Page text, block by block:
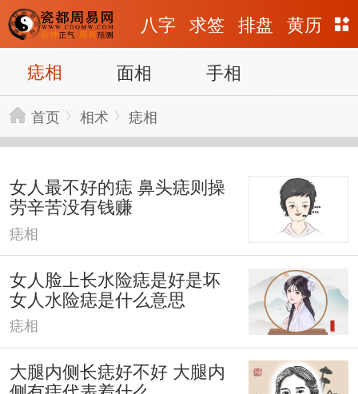
八字 求签 排盘 黄历
痣相
面相 手相
首页 相术 痣相
女人最不好的痣 鼻头痣则操
劳辛苦没有钱赚
痣相
女人脸上长水险痣是好是坏
女人水险痣是什么意思
痣相
大腿内侧长痣好不好 大腿内